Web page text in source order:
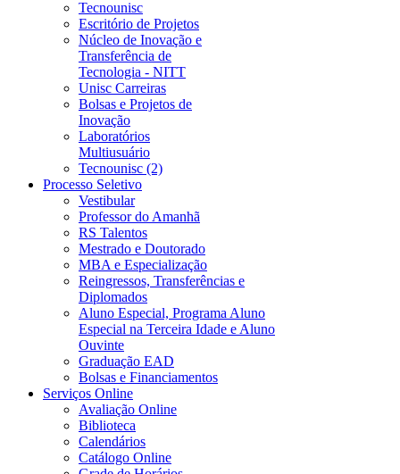
Tecnounisc
Escritório de Projetos
Núcleo de Inovação e
Transferência de
Tecnologia - NITT
Unisc Carreiras
Bolsas e Projetos de
Inovação
Laboratórios
Multiusuário
Tecnounisc (2)
Processo Seletivo
Vestibular
Professor do Amanhã
RS Talentos
Mestrado e Doutorado
MBA e Especialização
Reingressos, Transferências e
Diplomados
Aluno Especial, Programa Aluno
Especial na Terceira Idade e Aluno
Ouvinte
Graduação EAD
Bolsas e Financiamentos
Serviços Online
Avaliação Online
Biblioteca
Calendários
Catálogo Online